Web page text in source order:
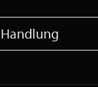
Handlung